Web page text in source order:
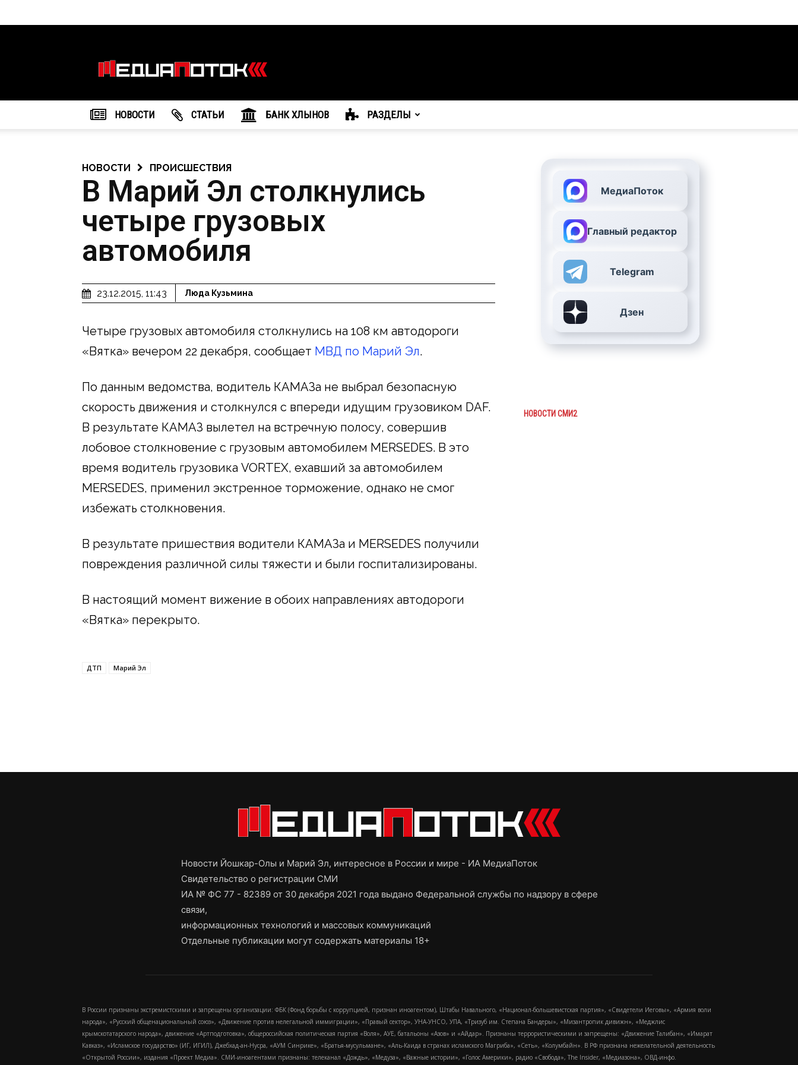
агентство
"МедиаПоток"
НОВОСТИ CТАТЬИ БАНК ХЛЫНОВ РАЗДЕЛЫ
НОВОСТИ ПРОИСШЕСТВИЯ
В Марий Эл столкнулись
четыре грузовых
автомобиля
23.12.2015, 11:43 Люда Кузьмина
Четыре грузовых автомобиля столкнулись на 108 км автодороги
«Вятка» вечером 22 декабря, сообщает МВД по Марий Эл.
По данным ведомства, водитель КАМАЗа не выбрал безопасную
скорость движения и столкнулся с впереди идущим грузовиком DAF.
В результате КАМАЗ вылетел на встречную полосу, совершив
лобовое столкновение с грузовым автомобилем MERSEDES. В это
время водитель грузовика VORTEX, ехавший за автомобилем
MERSEDES, применил экстренное торможение, однако не смог
избежать столкновения.
В результате пришествия водители КАМАЗа и MERSEDES получили
повреждения различной силы тяжести и были госпитализированы.
В настоящий момент вижение в обоих направлениях автодороги
«Вятка» перекрыто.
ДТП Марий Эл
МедиаПоток
Главный редактор
Telegram
Дзен
НОВОСТИ СМИ2
Новости Йошкар-Олы и Марий Эл, интересное в России и мире - ИА МедиаПоток
Свидетельство о регистрации СМИ
ИА № ФС 77 - 82389 от 30 декабря 2021 года выдано Федеральной службы по надзору в сфере
связи,
информационных технологий и массовых коммуникаций
Отдельные публикации могут содержать материалы 18+
В России признаны экстремистскими и запрещены организации: ФБК (Фонд борьбы с коррупцией, признан иноагентом), Штабы Навального, «Национал-большевистская партия», «Свидетели Иеговы», «Армия воли
народа», «Русский общенациональный союз», «Движение против нелегальной иммиграции», «Правый сектор», УНА-УНСО, УПА, «Тризуб им. Степана Бандеры», «Мизантропик дивижн», «Меджлис
крымскотатарского народа», движение «Артподготовка», общероссийская политическая партия «Воля», АУЕ, батальоны «Азов» и «Айдар». Признаны террористическими и запрещены: «Движение Талибан», «Имарат
Кавказ», «Исламское государство» (ИГ, ИГИЛ), Джебхад-ан-Нусра, «АУМ Синрике», «Братья-мусульмане», «Аль-Каида в странах исламского Магриба», «Сеть», «Колумбайн». В РФ признана нежелательной деятельность
«Открытой России», издания «Проект Медиа». СМИ-иноагентами признаны: телеканал «Дождь», «Медуза», «Важные истории», «Голос Америки», радио «Свобода», The Insider, «Медиазона», ОВД-инфо.